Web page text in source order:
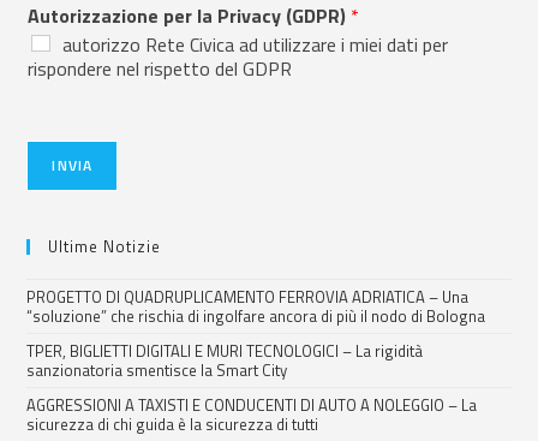
Autorizzazione per la Privacy (GDPR) *
autorizzo Rete Civica ad utilizzare i miei dati per
rispondere nel rispetto del GDPR
INVIA
Ultime Notizie
PROGETTO DI QUADRUPLICAMENTO FERROVIA ADRIATICA – Una
“soluzione” che rischia di ingolfare ancora di più il nodo di Bologna
TPER, BIGLIETTI DIGITALI E MURI TECNOLOGICI – La rigidità
sanzionatoria smentisce la Smart City
AGGRESSIONI A TAXISTI E CONDUCENTI DI AUTO A NOLEGGIO – La
sicurezza di chi guida è la sicurezza di tutti